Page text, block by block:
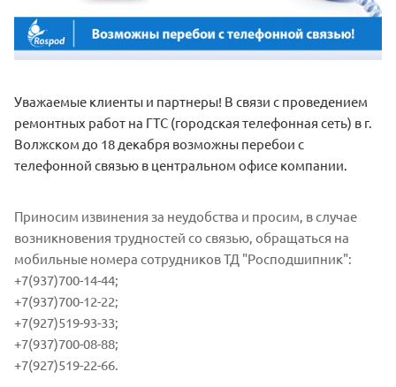
Уважаемые клиенты и партнеры! В связи с проведением
ремонтных работ на ГТС (городская телефонная сеть) в г.
Волжском до 18 декабря возможны перебои с
телефонной связью в центральном офисе компании.
Приносим извинения за неудобства и просим, в случае
возникновения трудностей со связью, обращаться на
мобильные номера сотрудников ТД "Росподшипник":
+7(937)700-14-44;
+7(937)700-12-22;
+7(927)519-93-33;
+7(937)700-08-88;
+7(927)519-22-66.